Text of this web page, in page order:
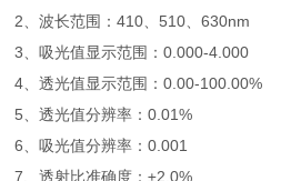
2、波长范围：410、510、630nm
3、吸光值显示范围：0.000-4.000
4、透光值显示范围：0.00-100.00%
5、透光值分辨率：0.01%
6、吸光值分辨率：0.001
7、透射比准确度：±2.0%